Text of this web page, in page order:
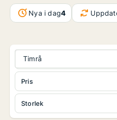
Nya i dag4
Timrå
Storlek
Pris